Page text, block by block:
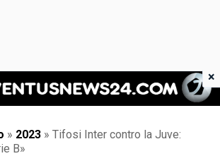
Juventus News 24
» 2023 » Tifosi Inter contro la Juve:
B»
×